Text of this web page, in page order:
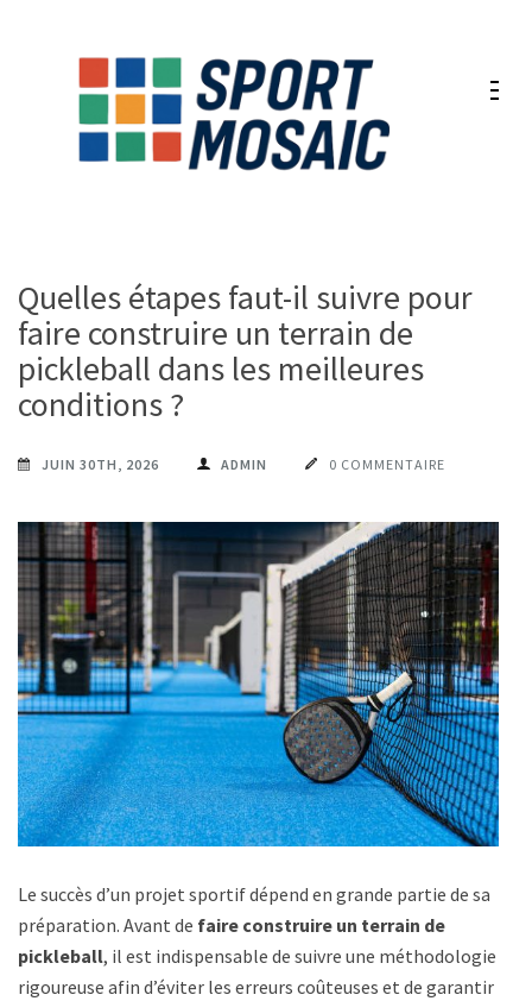
Quelles étapes faut-il suivre pour
faire construire un terrain de
pickleball dans les meilleures
conditions ?
JUIN 30TH, 2026 ADMIN 0 COMMENTAIRE
Le succès d’un projet sportif dépend en grande partie de sa
préparation. Avant de faire construire un terrain de
pickleball, il est indispensable de suivre une méthodologie
rigoureuse afin d’éviter les erreurs coûteuses et de garantir